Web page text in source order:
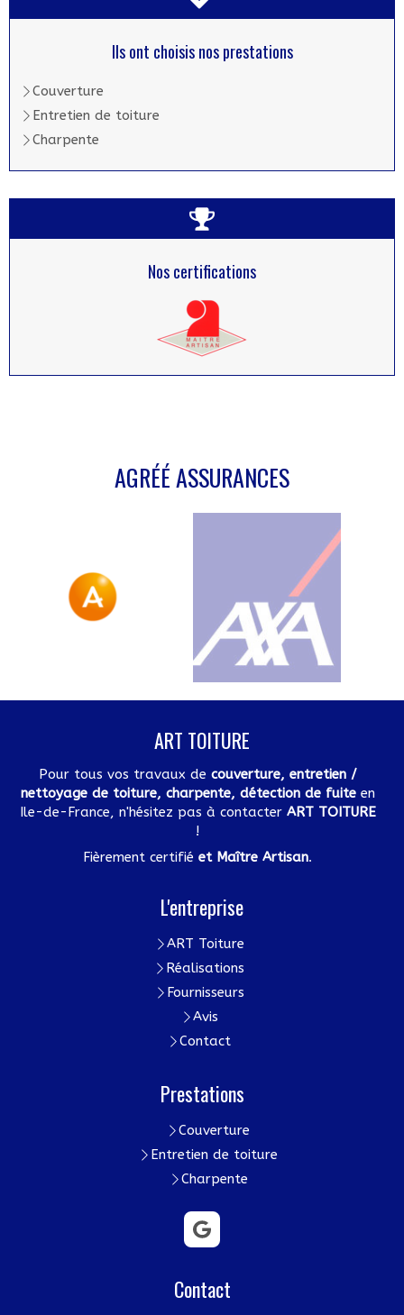
Ils ont choisis nos prestations
Couverture
Entretien de toiture
Charpente
Nos certifications
AGRÉÉ ASSURANCES
ART TOITURE
Pour tous vos travaux de couverture, entretien /
nettoyage de toiture, charpente, détection de fuiteen
Ile-de-France, n'hésitez pas à contacter ART TOITURE
!
Fièrement certifié et Maître Artisan.
L'entreprise
ART Toiture
Réalisations
Fournisseurs
Avis
Contact
Prestations
Couverture
Entretien de toiture
Charpente
Contact